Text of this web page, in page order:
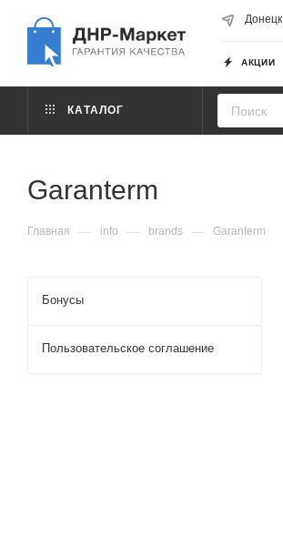
Донецк
АКЦИИ
КАТАЛОГ
Garanterm
Главная — info — brands — Garanterm
Бонусы
Пользовательское соглашение